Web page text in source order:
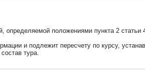
положениями пункта 2 статьи
и подлежит пересчету по курсу,
тура.